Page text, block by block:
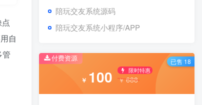
自
管
4 企业官网名片制作小程序
圈子论坛同城论坛小程序
介绍
陪玩交友系统源码
陪玩交友系统小程序/APP
付费资源
￥ 100 限时特惠
￥688
已售 18